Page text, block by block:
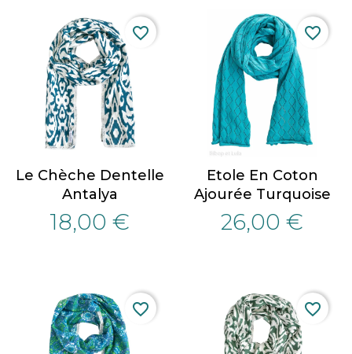
Le Chèche Dentelle
Antalya
18,00 €
favorite_border
Etole En Coton
Ajourée Turquoise
26,00 €
favorite_border
favorite_border favorite_border